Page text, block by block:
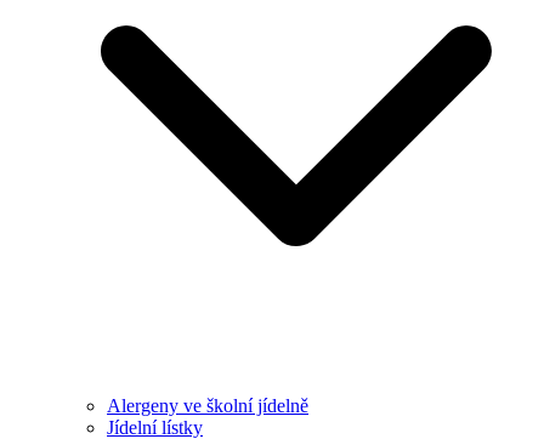
Alergeny ve školní jídelně
Jídelní lístky